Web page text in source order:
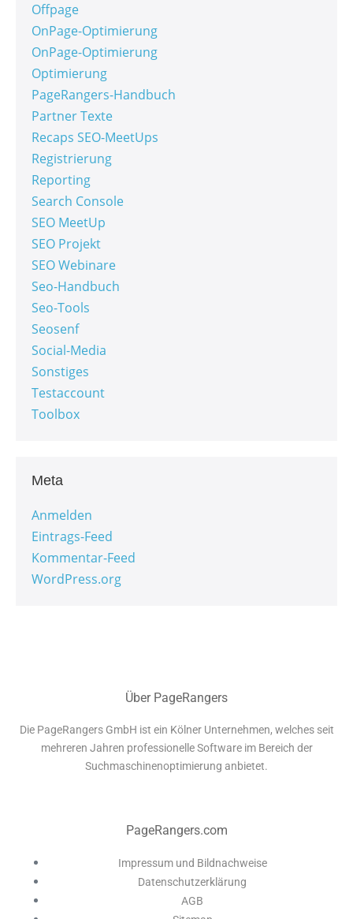
Offpage
OnPage-Optimierung
OnPage-Optimierung
Optimierung
PageRangers-Handbuch
Partner Texte
Recaps SEO-MeetUps
Registrierung
Reporting
Search Console
SEO MeetUp
SEO Projekt
SEO Webinare
Seo-Handbuch
Seo-Tools
Seosenf
Social-Media
Sonstiges
Testaccount
Toolbox
Meta
Anmelden
Eintrags-Feed
Kommentar-Feed
WordPress.org
Über PageRangers
Die PageRangers GmbH ist ein Kölner Unternehmen, welches seit
mehreren Jahren professionelle Software im Bereich der
Suchmaschinenoptimierung anbietet.
PageRangers.com
Impressum und Bildnachweise
Datenschutzerklärung
AGB